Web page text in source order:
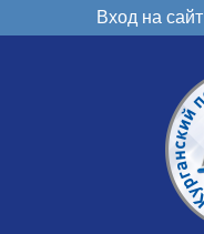
Вход на сайт